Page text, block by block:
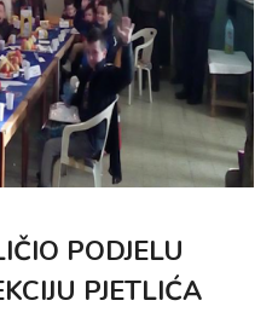
PODJELU
PJETLIĆA